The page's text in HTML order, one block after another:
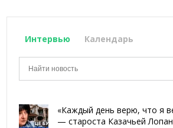
Интервью Календарь
«Каждый день верю, что я
— староста Казачьей